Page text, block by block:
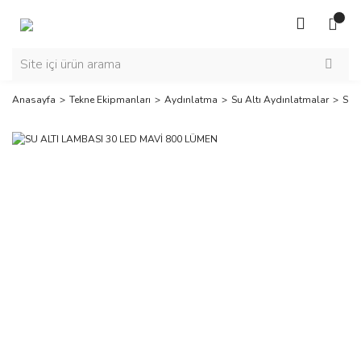
Anasayfa Tekne Ekipmanları Aydınlatma Su Altı Aydınlatmalar SU